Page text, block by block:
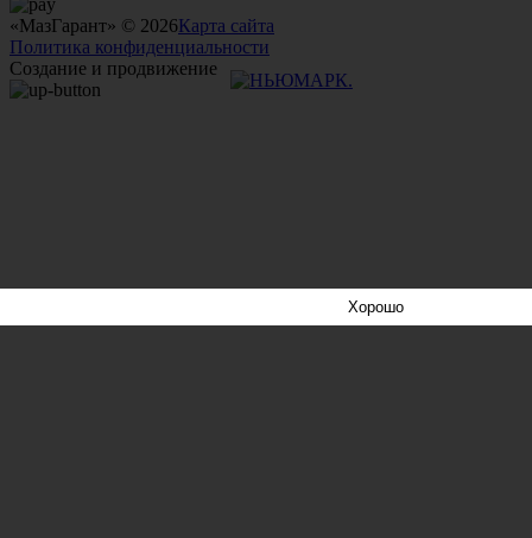
«МазГарант» © 2026Карта сайта
Политика конфиденциальности
Создание и продвижение
Хорошо